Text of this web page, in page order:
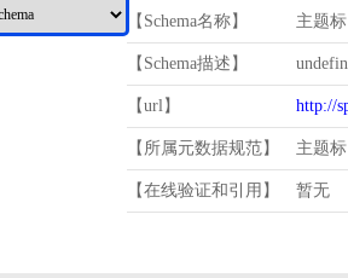
【Schema名称】 主题
【Schema描述】
【url】 http://
【所属元数据规范】 主题
【在线验证和引用】 暂无